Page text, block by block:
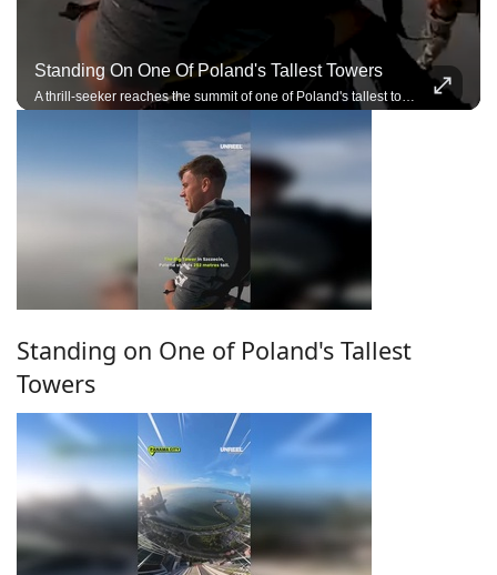
Standing On One Of Poland's Tallest Towers
A thrill-seeker reaches the summit of one of Poland's tallest towers before an extreme adventure.
Standing on One of Poland's Tallest
Towers